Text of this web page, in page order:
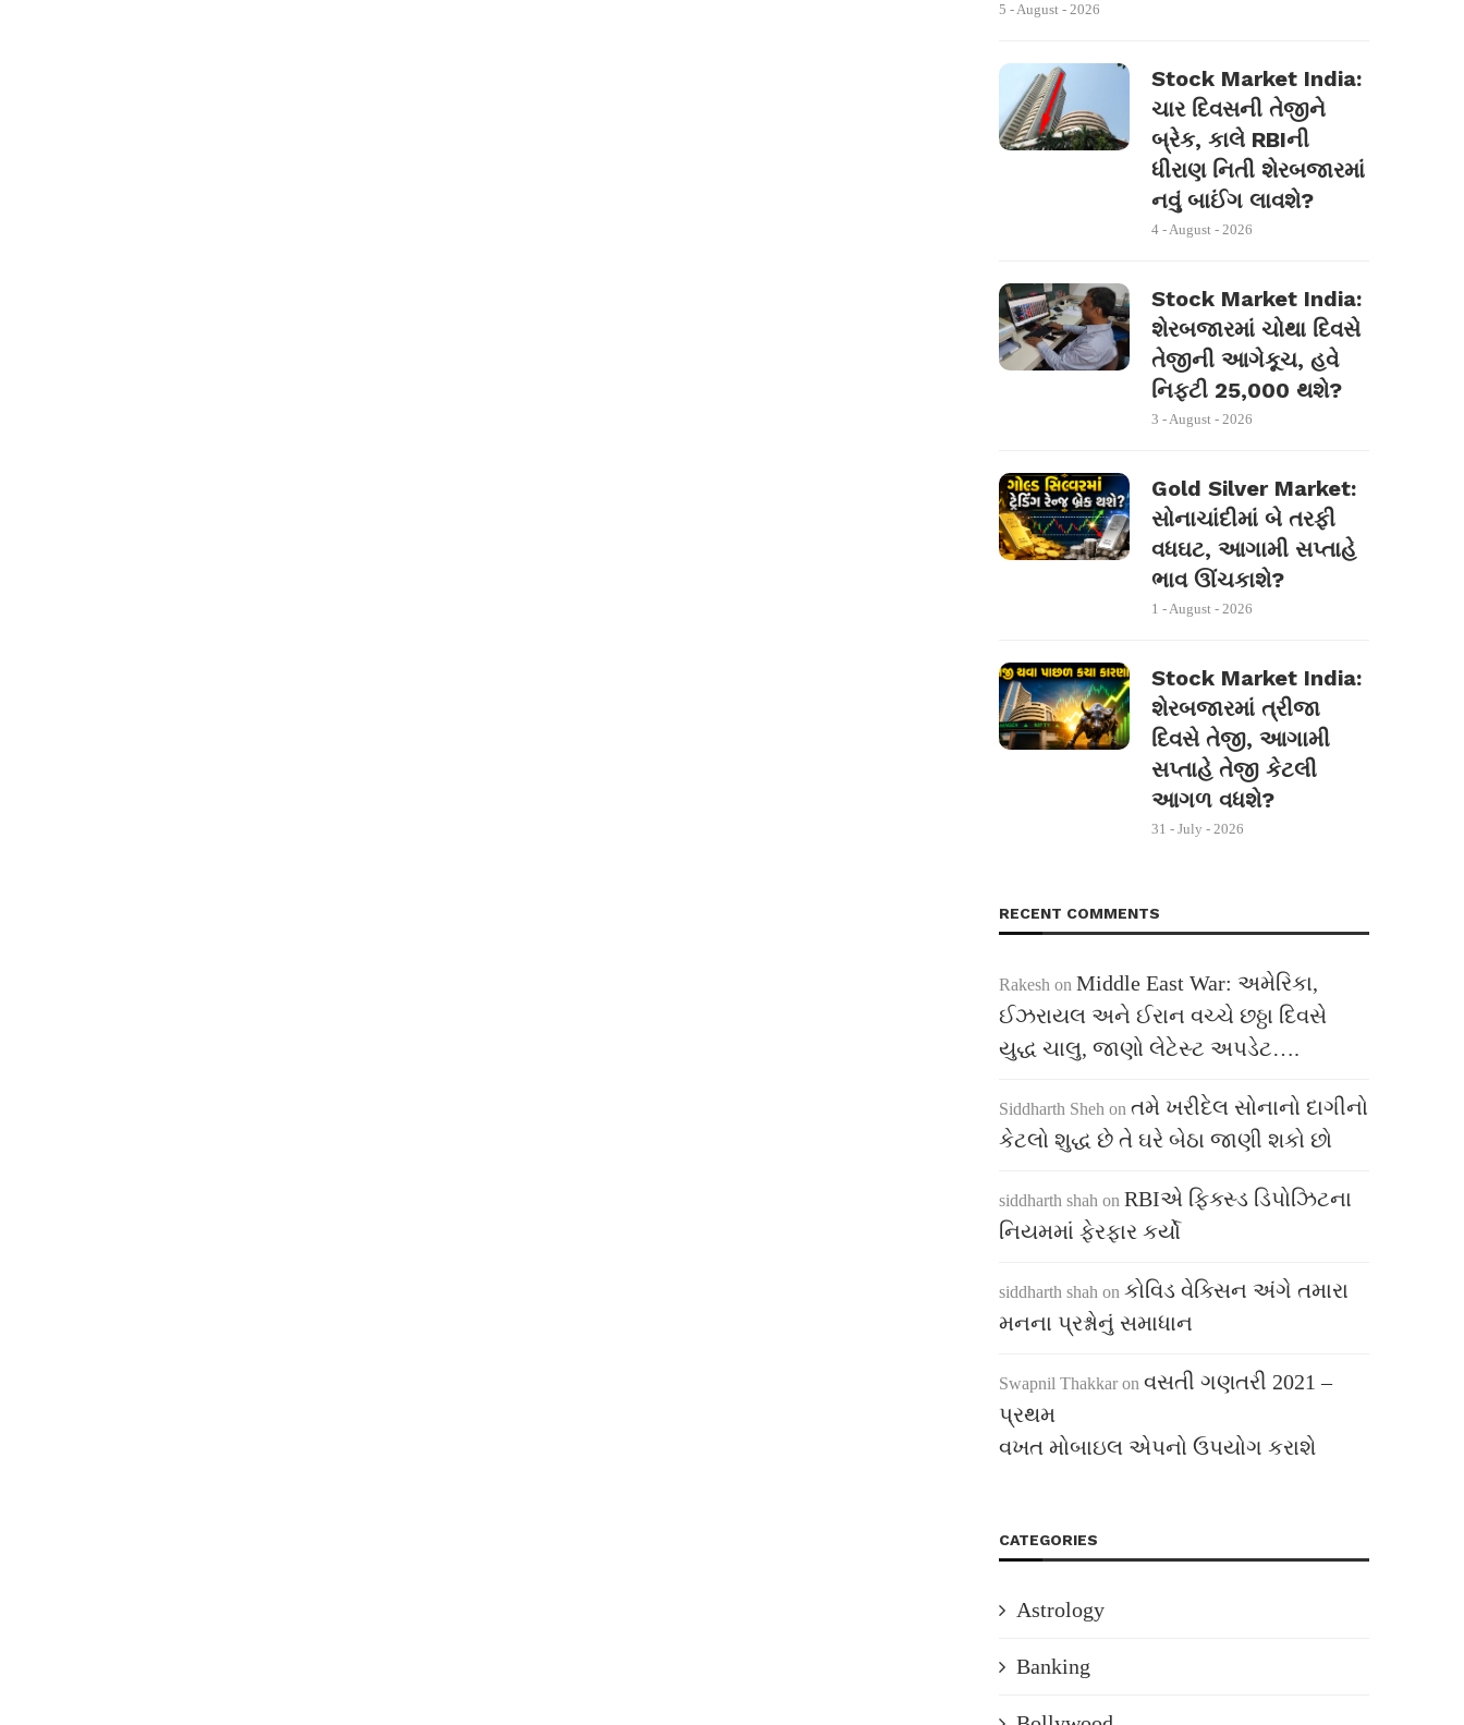
5 - August - 2026
Stock Market India:
ચાર દિવસની તેજીને
બ્રેક, કાલે RBIની
ધીરાણ નિતી શેરબજારમાં
નવું બાઈંગ લાવશે?
4 - August - 2026
Stock Market India:
શેરબજારમાં ચોથા દિવસે
તેજીની આગેકૂચ, હવે
નિફ્ટી 25,000 થશે?
3 - August - 2026
Gold Silver Market:
સોનાચાંદીમાં બે તરફી
વધઘટ, આગામી સપ્તાહે
ભાવ ઊંચકાશે?
1 - August - 2026
Stock Market India:
શેરબજારમાં ત્રીજા
દિવસે તેજી, આગામી
સપ્તાહે તેજી કેટલી
આગળ વધશે?
31 - July - 2026
RECENT COMMENTS
Rakesh on Middle East War: અમેરિકા,
ઈઝરાયલ અને ઈરાન વચ્ચે છઠ્ઠા દિવસે
યુદ્ધ ચાલુ, જાણો લેટેસ્ટ અપડેટ….
Siddharth Sheh on તમે ખરીદેલ સોનાનો દાગીનો
કેટલો શુદ્ધ છે તે ઘરે બેઠા જાણી શકો છો
siddharth shah on RBIએ ફિક્સ્ડ ડિપોઝિટના
નિયમમાં ફેરફાર કર્યો
siddharth shah on કોવિડ વેક્સિન અંગે તમારા
મનના પ્રશ્નોનું સમાધાન
Swapnil Thakkar on વસતી ગણતરી 2021 –
પ્રથમ
વખત મોબાઇલ એપનો ઉપયોગ કરાશે
CATEGORIES
Astrology
Banking